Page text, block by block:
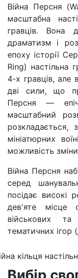
Війна Персня
масштабна
гравців. Вона
драматизм і
епоху історії
Ring) настільна
4-х гравців, але
дві сили, що
Персня —
масштабний
розкладається,
мініатюрних
можливість
Війна Персня
серед
посідає високі
дев'яте місце
військових
тематичних ігор